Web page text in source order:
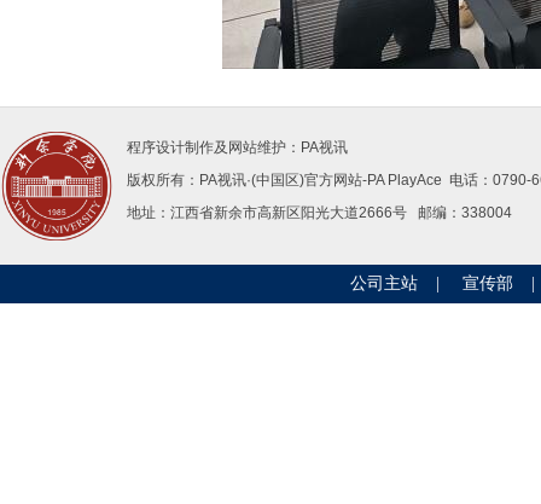
程序设计制作及网站维护：PA视讯
版权所有：PA视讯·(中国区)官方网站-PAPlayAce 电话：0790-
地址：江西省新余市高新区阳光大道2666号邮编：338004
公司主站 宣传部